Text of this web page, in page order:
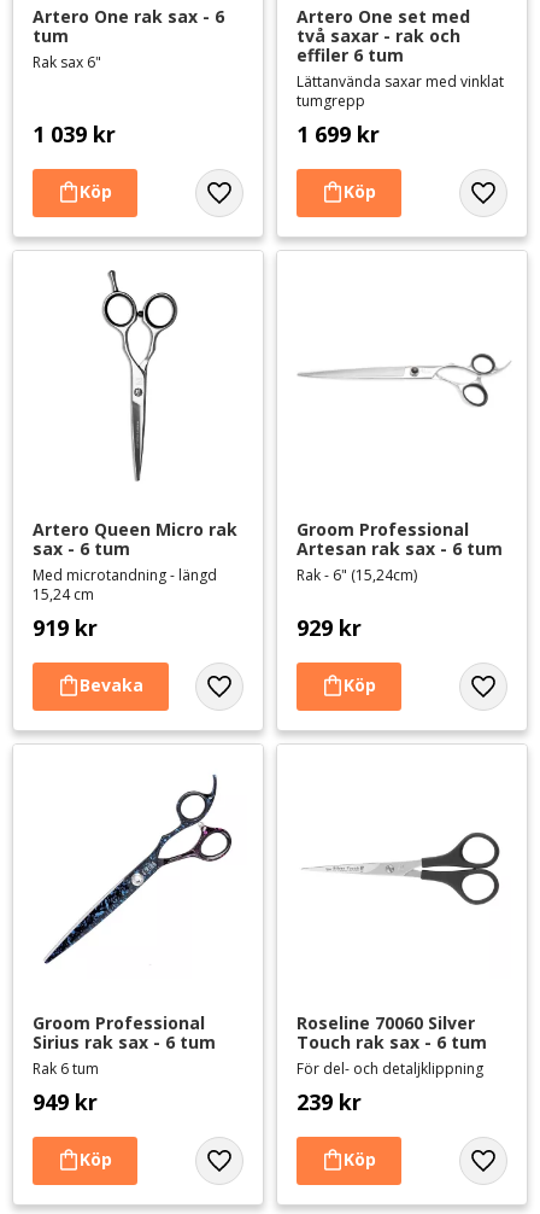
Artero One rak sax - 6
tum
Rak sax 6"
1 039 kr
Lägg till i favoriter
Artero One set med
två saxar - rak och
effiler 6 tum
Lättanvända saxar med vinklat
tumgrepp
1 699 kr
Lägg
Artero Queen Micro rak
sax - 6 tum
Med microtandning - längd
15,24 cm
919 kr
Lägg till i favoriter
Groom Professional
Artesan rak sax - 6 tum
Rak - 6" (15,24cm)
929 kr
Lägg
Groom Professional
Sirius rak sax - 6 tum
Rak 6 tum
949 kr
Lägg till i favoriter
Roseline 70060 Silver
Touch rak sax - 6 tum
För del- och detaljklippning
239 kr
Lägg